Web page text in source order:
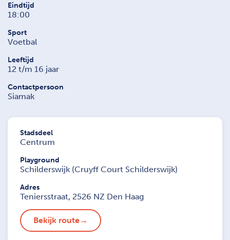
Eindtijd
18:00
Sport
Voetbal
Leeftijd
12 t/m 16 jaar
Contactpersoon
Siamak
Stadsdeel
Centrum
Playground
Schilderswijk (Cruyff Court Schilderswijk)
Adres
Teniersstraat, 2526 NZ Den Haag
Bekijk route